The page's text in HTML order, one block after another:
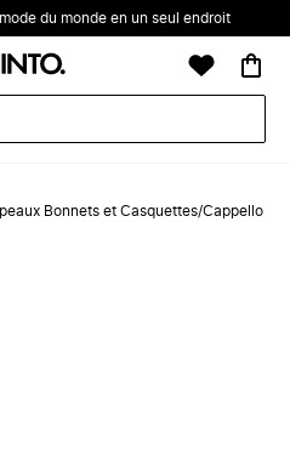
du monde en un seul endroit
Bonnets et Casquettes/Cappello